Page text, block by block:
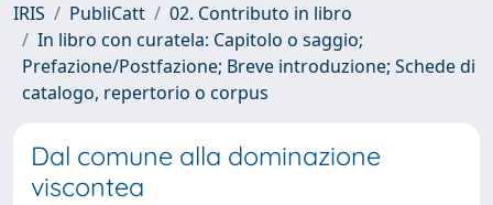
IRIS PubliCatt
02. Contributo in libro
In libro con curatela: Capitolo o saggio;
Prefazione/Postfazione; Breve introduzione; Schede di
catalogo, repertorio o corpus
Dal comune alla dominazione
viscontea